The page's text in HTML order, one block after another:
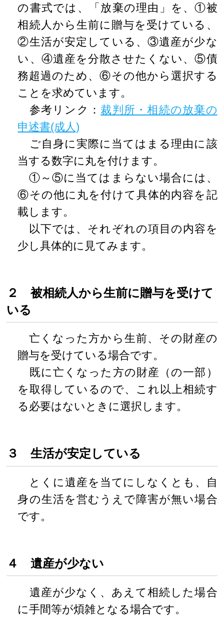
の書式では、「放棄の理由」を、①被
相続人から生前に贈与を受けている、
②生活が安定している、③遺産が少な
い、④遺産を分散させたくない、⑤債
務超過のため、⑥その他から選択する
ことを求めています。
参考リンク： 裁判所・相続の放棄の
申述書(成人)
ご自身に実際に当てはまる理由に該
当する数字に丸を付けます。
①～⑤に当てはまらない場合には、
⑥その他に丸を付けて具体的内容を記
載します。
以下では、それぞれの項目の内容を
少し具体的に見てみます。
２ 被相続人から生前に贈与を受けて
いる
亡くなった方から生前、その財産の
贈与を受けている場合です。
既に亡くなった方の財産（の一部）
を取得しているので、これ以上相続す
る必要はないときに選択します。
３ 生活が安定している
とくに遺産を当てにしなくとも、自
身の生活を営むうえで障害が無い場合
です。
４ 遺産が少ない
遺産が少なく、あえて相続した場合
に手間等が煩雑となる場合です。